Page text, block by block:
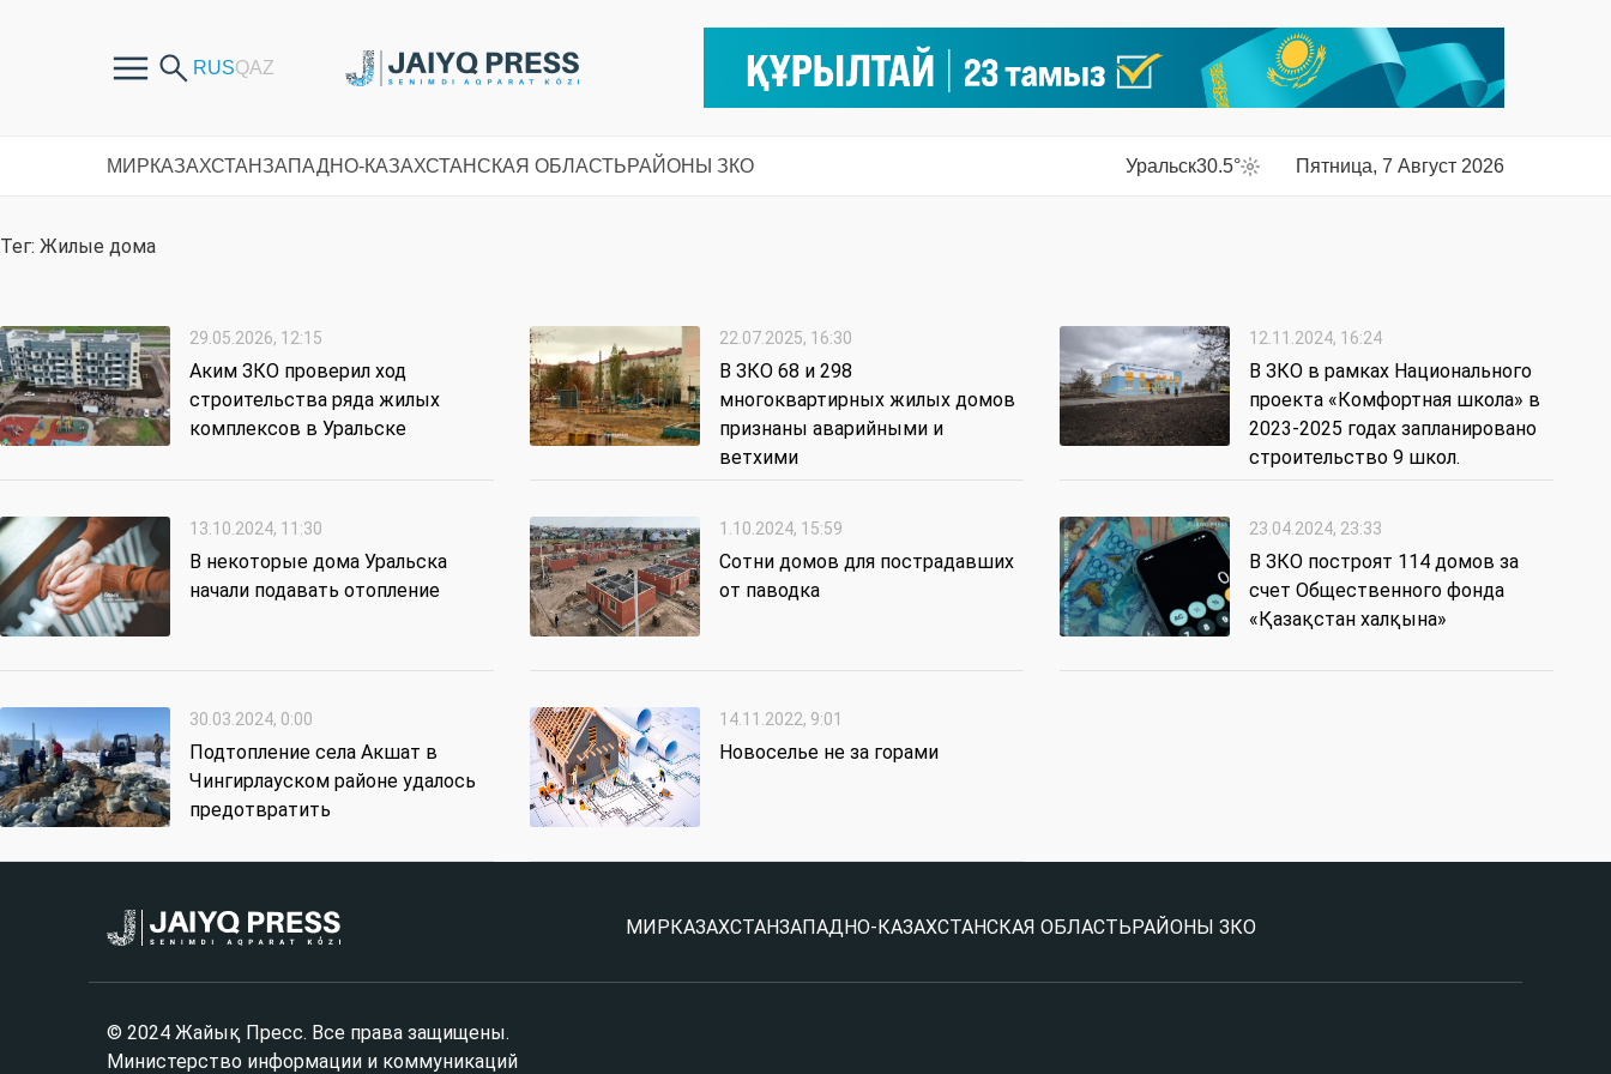
МИРКАЗАХСТАНЗАПАДНО-КАЗАХСТАНСКАЯ ОБЛАСТЬРАЙОНЫ ЗКО Уральск30.5° Пятница, 7 Август 2026
Тег: Жилые дома
29.05.2026, 12:15
Аким ЗКО проверил ход
строительства ряда жилых
комплексов в Уральске
22.07.2025, 16:30
В ЗКО 68 и 298
многоквартирных жилых домов
признаны аварийными и
ветхими
12.11.2024, 16:24
В ЗКО в рамках Национального
проекта «Комфортная школа» в
2023-2025 годах запланировано
строительство 9 школ.
13.10.2024, 11:30
В некоторые дома Уральска
начали подавать отопление
1.10.2024, 15:59
Сотни домов для пострадавших
от паводка
23.04.2024, 23:33
В ЗКО построят 114 домов за
счет Общественного фонда
«Қазақстан халқына»
30.03.2024, 0:00
Подтопление села Акшат в
Чингирлауском районе удалось
предотвратить
14.11.2022, 9:01
Новоселье не за горами
МИР КАЗАХСТАНЗАПАДНО-КАЗАХСТАНСКАЯ ОБЛАСТЬ РАЙОНЫ ЗКО
© 2024 Жайық Пресс. Все права защищены.
Министерство информации и коммуникаций